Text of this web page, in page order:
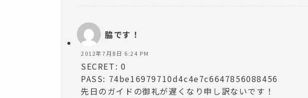
脇です！
2012年7月8日 6:24 PM
SECRET: 0
PASS: 74be16979710d4c4e7c6647856088456
先日のガイドの御礼が遅くなり申し訳ないです！